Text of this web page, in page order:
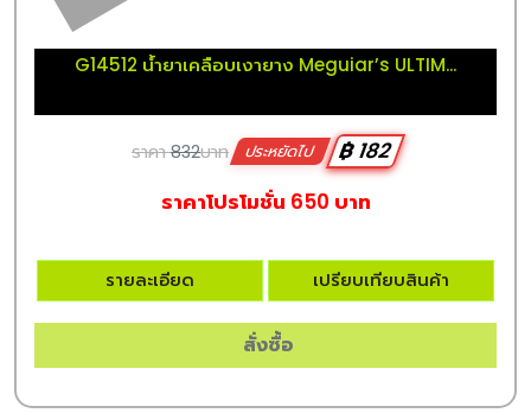
G14512 น้ำยาเคลือบเงายาง Meguiar’s ULTIM...
ราคา832บาท ประหยัดไป
฿ 182
ราคาโปรโมชั่น 650 บาท
รายละเอียด เปรียบเทียบสินค้า
สั่งซื้อ